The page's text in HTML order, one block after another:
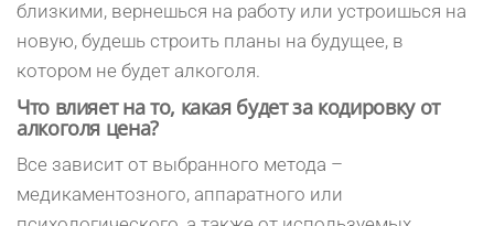
близкими, вернешься на работу или устроишься на
новую, будешь строить планы на будущее, в
котором не будет алкоголя.
Что влияет на то, какая будет за кодировку от
алкоголя цена?
Все зависит от выбранного метода –
медикаментозного, аппаратного или